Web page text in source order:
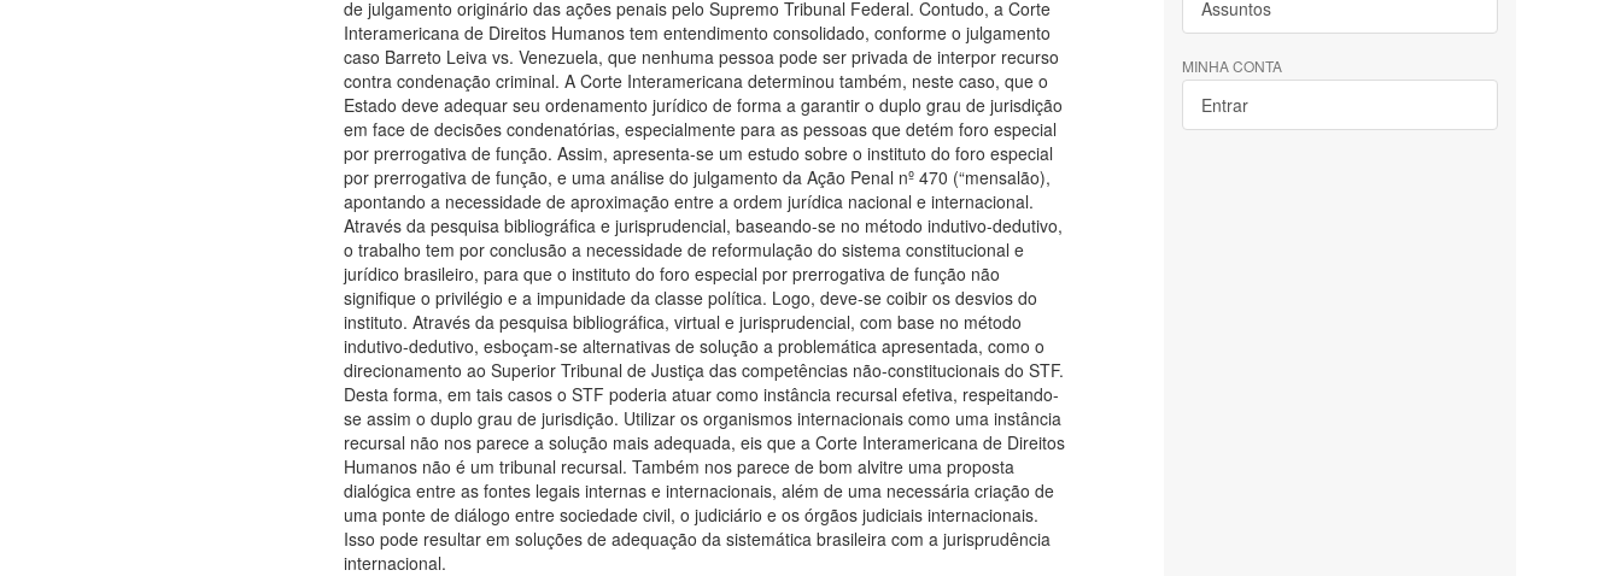
de julgamento originário das ações penais pelo Supremo Tribunal Federal. Contudo, a Corte
Interamericana de Direitos Humanos tem entendimento consolidado, conforme o julgamento
caso Barreto Leiva vs. Venezuela, que nenhuma pessoa pode ser privada de interpor recurso
contra condenação criminal. A Corte Interamericana determinou também, neste caso, que o
Estado deve adequar seu ordenamento jurídico de forma a garantir o duplo grau de jurisdição
em face de decisões condenatórias, especialmente para as pessoas que detém foro especial
por prerrogativa de função. Assim, apresenta-se um estudo sobre o instituto do foro especial
por prerrogativa de função, e uma análise do julgamento da Ação Penal nº 470 (“mensalão),
apontando a necessidade de aproximação entre a ordem jurídica nacional e internacional.
Através da pesquisa bibliográfica e jurisprudencial, baseando-se no método indutivo-dedutivo,
o trabalho tem por conclusão a necessidade de reformulação do sistema constitucional e
jurídico brasileiro, para que o instituto do foro especial por prerrogativa de função não
signifique o privilégio e a impunidade da classe política. Logo, deve-se coibir os desvios do
instituto. Através da pesquisa bibliográfica, virtual e jurisprudencial, com base no método
indutivo-dedutivo, esboçam-se alternativas de solução a problemática apresentada, como o
direcionamento ao Superior Tribunal de Justiça das competências não-constitucionais do STF.
Desta forma, em tais casos o STF poderia atuar como instância recursal efetiva, respeitando-
se assim o duplo grau de jurisdição. Utilizar os organismos internacionais como uma instância
recursal não nos parece a solução mais adequada, eis que a Corte Interamericana de Direitos
Humanos não é um tribunal recursal. Também nos parece de bom alvitre uma proposta
dialógica entre as fontes legais internas e internacionais, além de uma necessária criação de
uma ponte de diálogo entre sociedade civil, o judiciário e os órgãos judiciais internacionais.
Isso pode resultar em soluções de adequação da sistemática brasileira com a jurisprudência
internacional.
Assuntos
MINHA CONTA
Entrar